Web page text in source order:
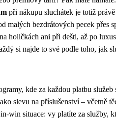
při nákupu sluchátek je totiž
malých bezdrátových pecek přes
holičkách ani při dešti, až po
si najde to své podle toho, jak
kde za každou platbu služeb
slevu na příslušenství – včetně
win situace: vy platíte za služby,